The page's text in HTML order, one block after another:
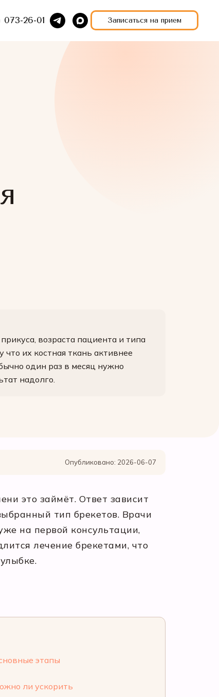
26-01 Записаться на прием
возраста пациента и типа
их костная ткань активнее
один раз в месяц нужно
надолго.
Опубликовано: 2026-06-07
это займёт. Ответ зависит
тип брекетов. Врачи
на первой консультации,
лечение брекетами, что
этапы
ли ускорить